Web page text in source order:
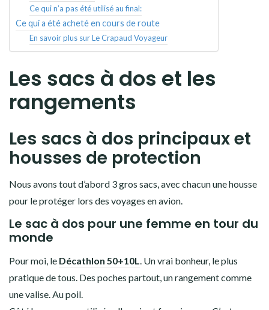
Ce qui n’a pas été utilisé au final:
Ce qui a été acheté en cours de route
En savoir plus sur Le Crapaud Voyageur
Les sacs à dos et les
rangements
Les sacs à dos principaux et
housses de protection
Nous avons tout d’abord 3 gros sacs, avec chacun une housse
pour le protéger lors des voyages en avion.
Le sac à dos pour une femme en tour du
monde
Pour moi, le Décathlon 50+10L
. Un vrai bonheur, le plus
pratique de tous. Des poches partout, un rangement comme
une valise. Au poil.